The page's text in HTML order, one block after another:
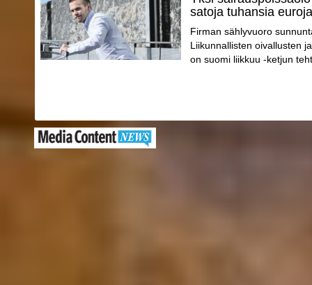
satoja tuhansia euroja
Firman sählyvuoro
Liikunnallisten oivallusten
on suomi liikkuu -ketjun